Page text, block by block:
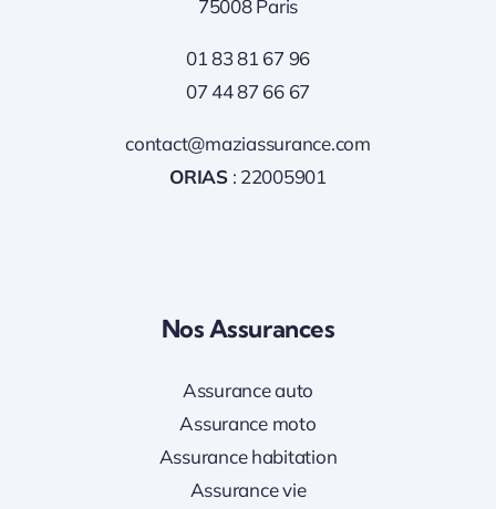
75008 Paris
01 83 81 67 96
07 44 87 66 67
contact@maziassurance.com
ORIAS: 22005901
Nos Assurances
Assurance auto
Assurance moto
Assurance habitation
Assurance vie